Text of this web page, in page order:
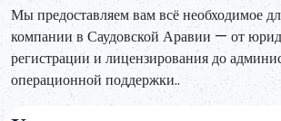
Мы предоставляем вам всё необходимое
компании в Саудовской Аравии — от
регистрации и лицензирования до
операционной поддержки..